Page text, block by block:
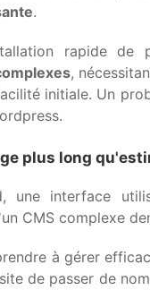
.
rapide de
,
initiale. Un
plus long
une interface
CMS complexe
à gérer
de passer de